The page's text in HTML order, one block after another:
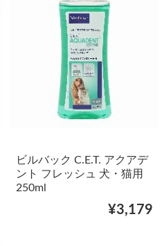
ビルバック C.E.T. アクアデ
ント フレッシュ 犬・猫用
250ml
¥3,179